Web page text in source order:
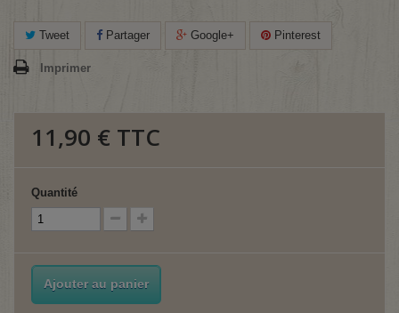
Tweet Partager Google+ Pinterest
Imprimer
11,90 € TTC
Quantité
Ajouter au panier